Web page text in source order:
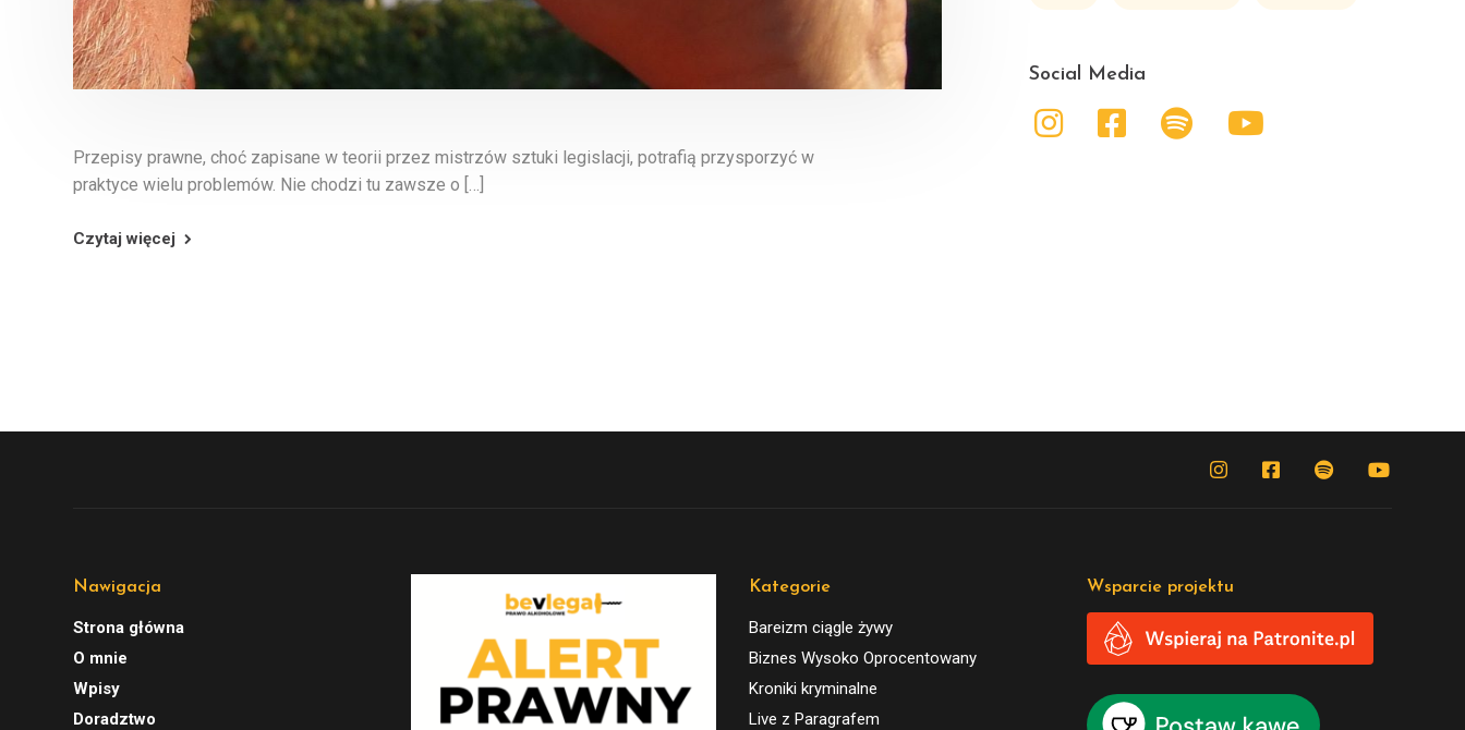
Przepisy prawne, choć zapisane w teorii przez mistrzów sztuki legislacji, potrafią przysporzyć w
praktyce wielu problemów. Nie chodzi tu zawsze o […]
Czytaj więcej
Social Media
Nawigacja
Strona główna
O mnie
Wpisy
Doradztwo
Kategorie
Bareizm ciągle żywy
Biznes Wysoko Oprocentowany
Kroniki kryminalne
Live z Paragrafem
Wsparcie projektu